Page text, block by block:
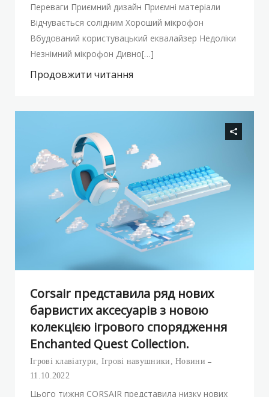
Переваги Приємний дизайн Приємні матеріали
Відчувається солідним Хороший мікрофон
Вбудований користувацький еквалайзер Недоліки
Незнімний мікрофон Дивно[…]
Продовжити читання
Corsair представила ряд нових
барвистих аксесуарів з новою
колекцією ігрового спорядження
Enchanted Quest Collection.
Ігрові клавіатури, Ігрові навушники ,Новини
11.10.2022
Цього тижня CORSAIR представила низку нових